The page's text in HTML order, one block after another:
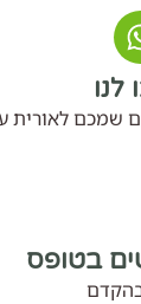
לנו
שמכם לאורית
בטופס
בהקדם